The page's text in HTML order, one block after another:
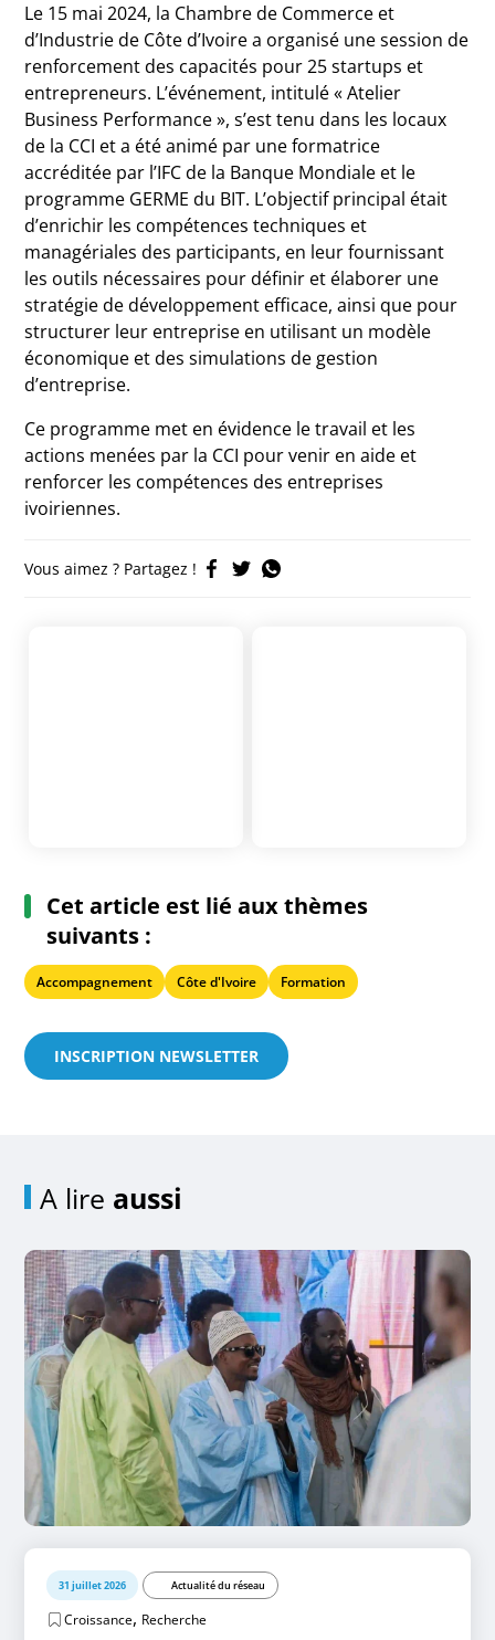
Le 15 mai 2024, la Chambre de Commerce et
d’Industrie de Côte d’Ivoire a organisé une session de
renforcement des capacités pour 25 startups et
entrepreneurs. L’événement, intitulé « Atelier
Business Performance », s’est tenu dans les locaux
de la CCI et a été animé par une formatrice
accréditée par l’IFC de la Banque Mondiale et le
programme GERME du BIT. L’objectif principal était
d’enrichir les compétences techniques et
managériales des participants, en leur fournissant
les outils nécessaires pour définir et élaborer une
stratégie de développement efficace, ainsi que pour
structurer leur entreprise en utilisant un modèle
économique et des simulations de gestion
d’entreprise.
Ce programme met en évidence le travail et les
actions menées par la CCI pour venir en aide et
renforcer les compétences des entreprises
ivoiriennes.
Vous aimez ? Partagez !
Cet article est lié aux thèmes
suivants :
Accompagnement Côte d'Ivoire Formation
INSCRIPTION NEWSLETTER
A lire aussi
31 juillet 2026 Actualité du réseau
Croissance, Recherche